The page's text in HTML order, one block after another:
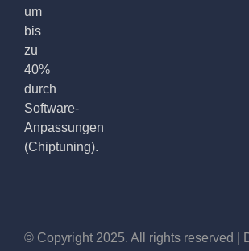
um
bis
zu
40%
durch
Software-
Anpassungen
(Chiptuning).
© Copyright 2025. All rights reserved |